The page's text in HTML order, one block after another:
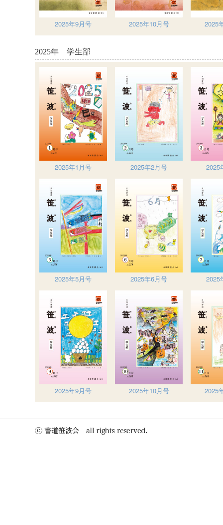
2025年9月号 2025年10月号 2025
2025年 学生部
2025年1月号 2025年2月号 2025
2025年5月号 2025年6月号 2025
2025年9月号 2025年10月号 2025